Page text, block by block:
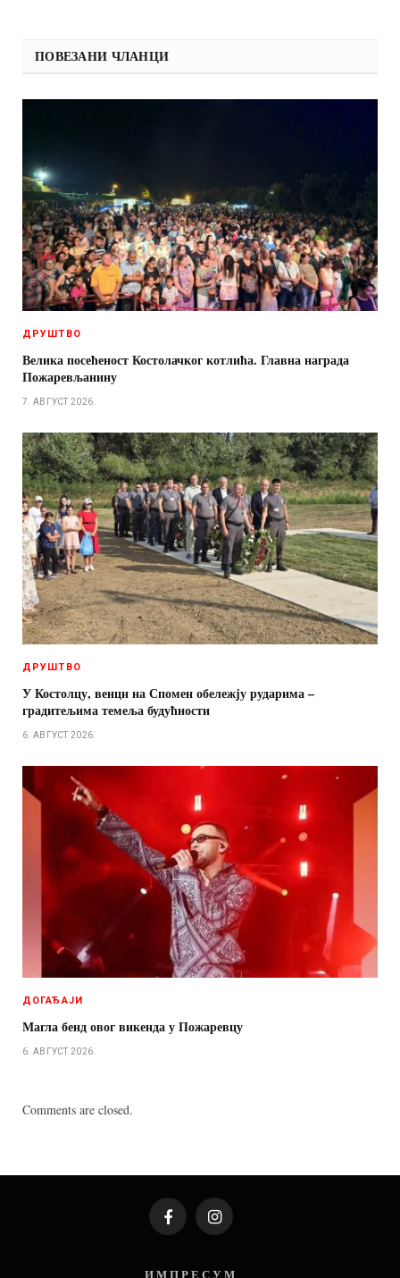
ПОВЕЗАНИ ЧЛАНЦИ
ДРУШТВО
Велика посећеност Костолачког котлића. Главна награда
Пожаревљанину
7. АВГУСТ 2026.
ДРУШТВО
У Костолцу, венци на Спомен обележју рударима –
градитељима темеља будућности
6. АВГУСТ 2026.
ДОГАЂАЈИ
Магла бенд овог викенда у Пожаревцу
6. АВГУСТ 2026.
Comments are closed.
FacebookInstagram
И М П Р Е С У М